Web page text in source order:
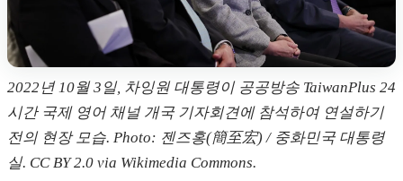
2022년 10월 3일, 차잉원 대통령이 공공방송 TaiwanPlus 24
시간 국제 영어 채널 개국 기자회견에 참석하여 연설하기
전의 현장 모습. Photo: 젠즈홍(簡至宏) / 중화민국 대통령
실. CC BY 2.0 via Wikimedia Commons.